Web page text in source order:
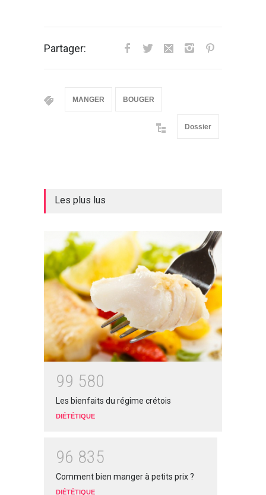
Partager:
MANGER BOUGER
Dossier
Les plus lus
99 580
Les bienfaits du régime crétois
DIÉTÉTIQUE
96 835
Comment bien manger à petits prix ?
DIÉTÉTIQUE